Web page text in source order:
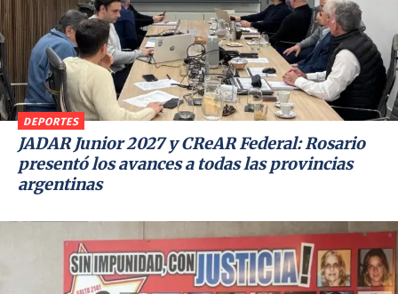
DEPORTES
JADAR Junior 2027 y CReAR Federal: Rosario
presentó los avances a todas las provincias
argentinas